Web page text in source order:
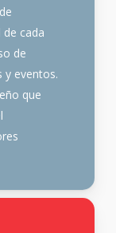
cada
de
y eventos.
que